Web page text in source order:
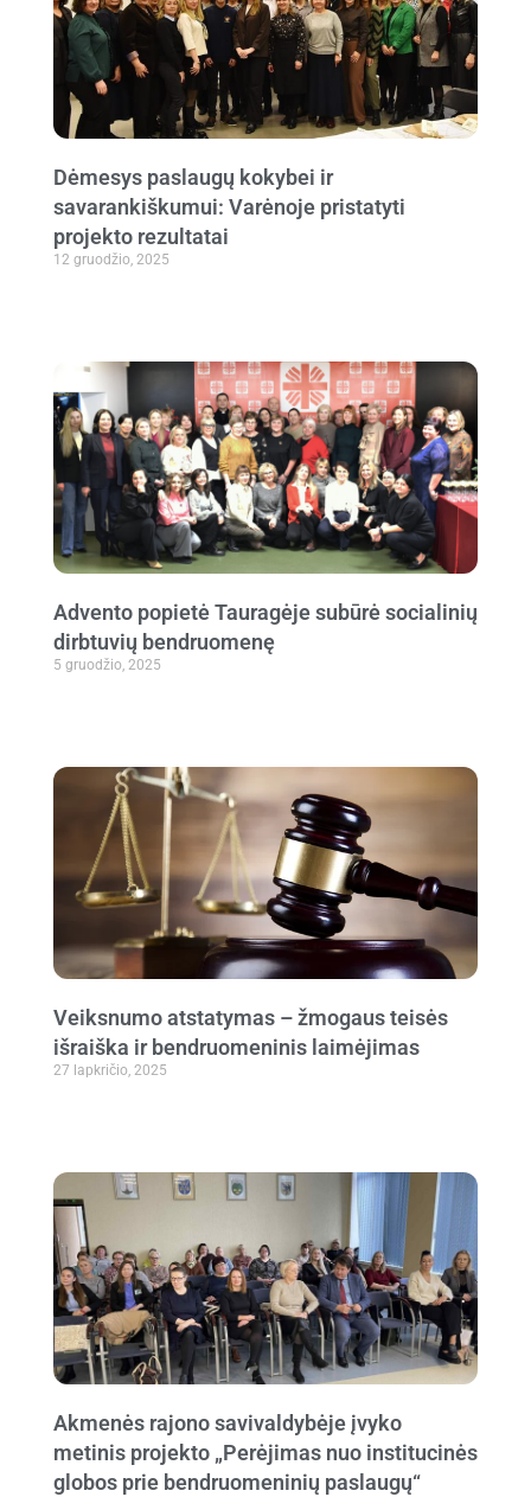
Dėmesys paslaugų kokybei ir
savarankiškumui: Varėnoje pristatyti
projekto rezultatai
12 gruodžio, 2025
Advento popietė Tauragėje subūrė socialinių
dirbtuvių bendruomenę
5 gruodžio, 2025
Veiksnumo atstatymas – žmogaus teisės
išraiška ir bendruomeninis laimėjimas
27 lapkričio, 2025
Akmenės rajono savivaldybėje įvyko
metinis projekto „Perėjimas nuo institucinės
globos prie bendruomeninių paslaugų“